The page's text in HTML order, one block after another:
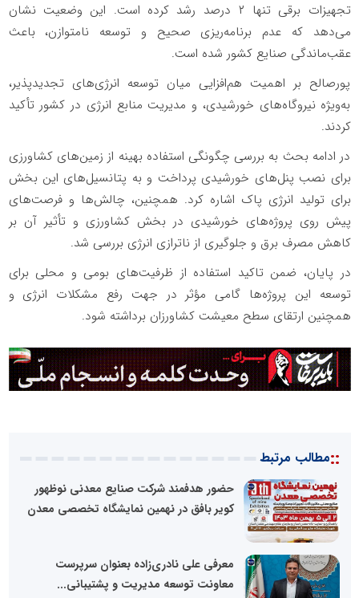
تجهیزات برقی تنها ۲ درصد رشد کرده است. این وضعیت نشان
می‌دهد که عدم برنامه‌ریزی صحیح و توسعه نامتوازن، باعث
عقب‌ماندگی صنایع کشور شده است.
پورصالح بر اهمیت هم‌افزایی میان توسعه انرژی‌های تجدیدپذیر،
به‌ویژه نیروگاه‌های خورشیدی، و مدیریت منابع انرژی در کشور تأکید
کردند.
در ادامه بحث به بررسی چگونگی استفاده بهینه از زمین‌های کشاورزی
برای نصب پنل‌های خورشیدی پرداخت و به پتانسیل‌های این بخش
برای تولید انرژی پاک اشاره کرد. همچنین، چالش‌ها و فرصت‌های
پیش روی پروژه‌های خورشیدی در بخش کشاورزی و تأثیر آن بر
کاهش مصرف برق و جلوگیری از ناترازی انرژی بررسی شد.
در پایان، ضمن تاکید استفاده از ظرفیت‌های بومی و محلی برای
توسعه این پروژه‌ها گامی مؤثر در جهت رفع مشکلات انرژی و
همچنین ارتقای سطح معیشت کشاورزان برداشته شود.
::مطالب مرتبط
حضور هدفمند شرکت صنایع معدنی نوظهور
کویر بافق در نهمین نمایشگاه تخصصی معدن
معرفی علی نادری‌زاده بعنوان سرپرست
معاونت توسعه مدیریت و پشتیبانی...